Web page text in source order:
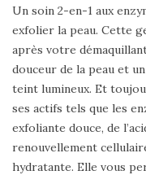
Un soin 2-en-1 aux
exfolier la peau. Cette
après votre
douceur de la peau et
teint lumineux. Et
ses actifs tels que les
exfoliante douce, de
renouvellement
hydratante. Elle vous